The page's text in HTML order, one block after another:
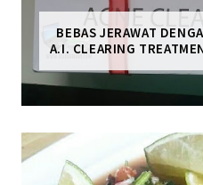
BEBAS JERAWAT
A.I. CLEARING